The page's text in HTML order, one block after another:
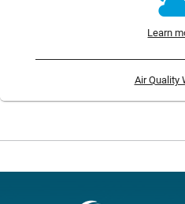
Learn
Air Quality